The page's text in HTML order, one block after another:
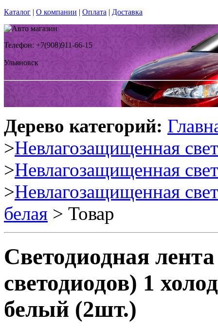
Каталог | О компании | Оплата | Доставка
Телефон: +7(908)911-66-15
Ульяновск
Дерево категорий:
>Невлагозащищенная
>Невлагозащищенная
>Невлагозащищенная
белая > Товар
Светодиодная
светодиодов) 1
белый (2шт.)